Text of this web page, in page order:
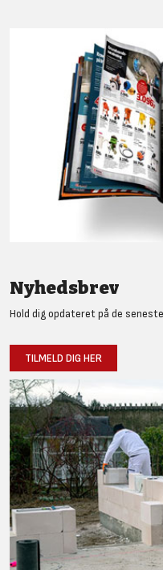
Nyhedsbrev
Hold dig opdateret på de
TILMELD DIG HER